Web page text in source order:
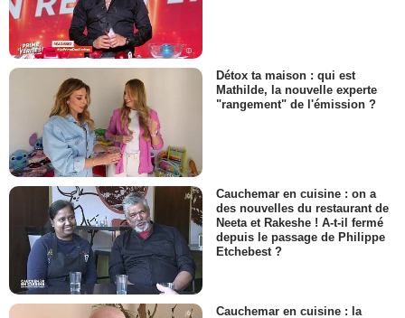
Détox ta maison : qui est
Mathilde, la nouvelle experte
"rangement" de l'émission ?
Cauchemar en cuisine : on a
des nouvelles du restaurant de
Neeta et Rakeshe ! A-t-il fermé
depuis le passage de Philippe
Etchebest ?
Cauchemar en cuisine : la